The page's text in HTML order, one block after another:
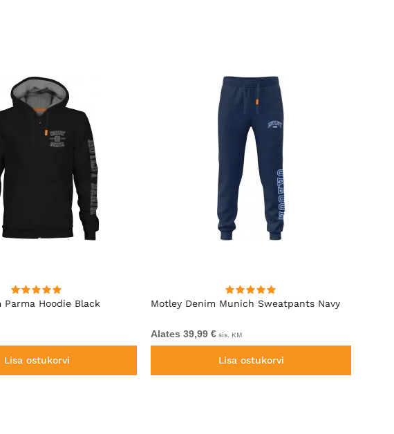
Parma Hoodie Black
Lisa ostukorvi
Motley Denim Munich Sweatpants Navy
Alates 39,99 € sis. KM
Lisa ostukorvi